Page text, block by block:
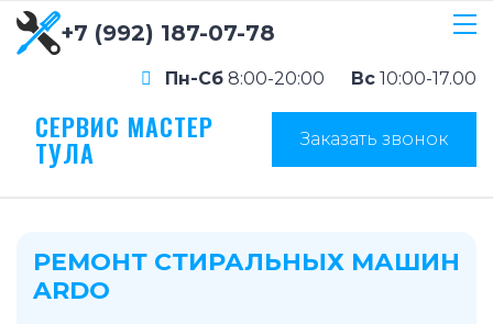
+7 (992) 187-07-78
Пн-Сб 8:00-20:00 Вс 10:00-17.00
СЕРВИС МАСТЕР
ТУЛА Заказать звонок
РЕМОНТ СТИРАЛЬНЫХ МАШИН
ARDO